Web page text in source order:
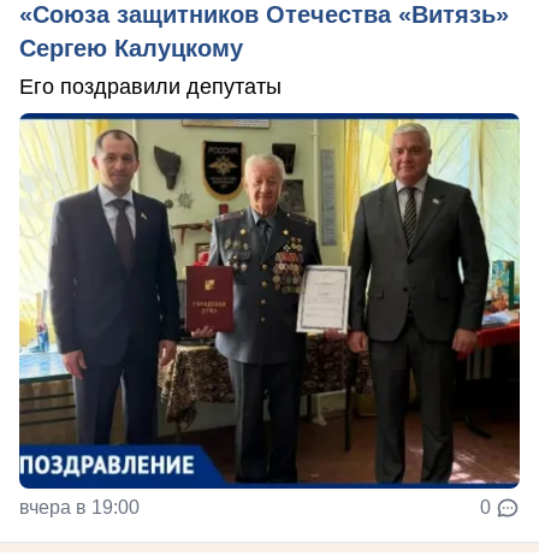
«Союза защитников Отечества «Витязь»
Сергею Калуцкому
Его поздравили депутаты
вчера в 19:00 0